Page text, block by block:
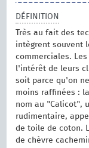
DÉFINITION
Très au fait des
intègrent souvent
commerciales.
l'intérêt de leurs
soit parce qu'on
moins raffinées :
nom au "Calicot",
rudimentaire,
de toile de coton.
de chèvre